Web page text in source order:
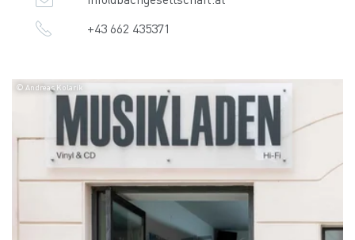
+43 662 435371
© Andreas Kolarik